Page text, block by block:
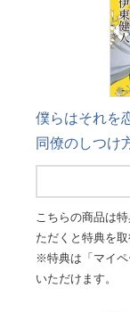
僕らはそれを
同僚のしつけ
こちらの商品は
ただくと特典を取
※特典は「マイペ
いただけます。